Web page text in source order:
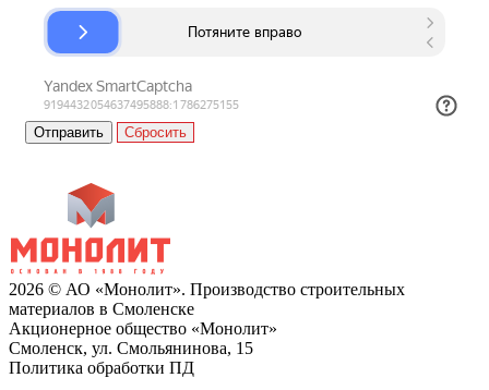
Сбросить
2026 © АО «Монолит». Производство строительных
материалов в Смоленске
Акционерное общество «Монолит»
Смоленск, ул. Смольянинова, 15
Политика обработки ПД